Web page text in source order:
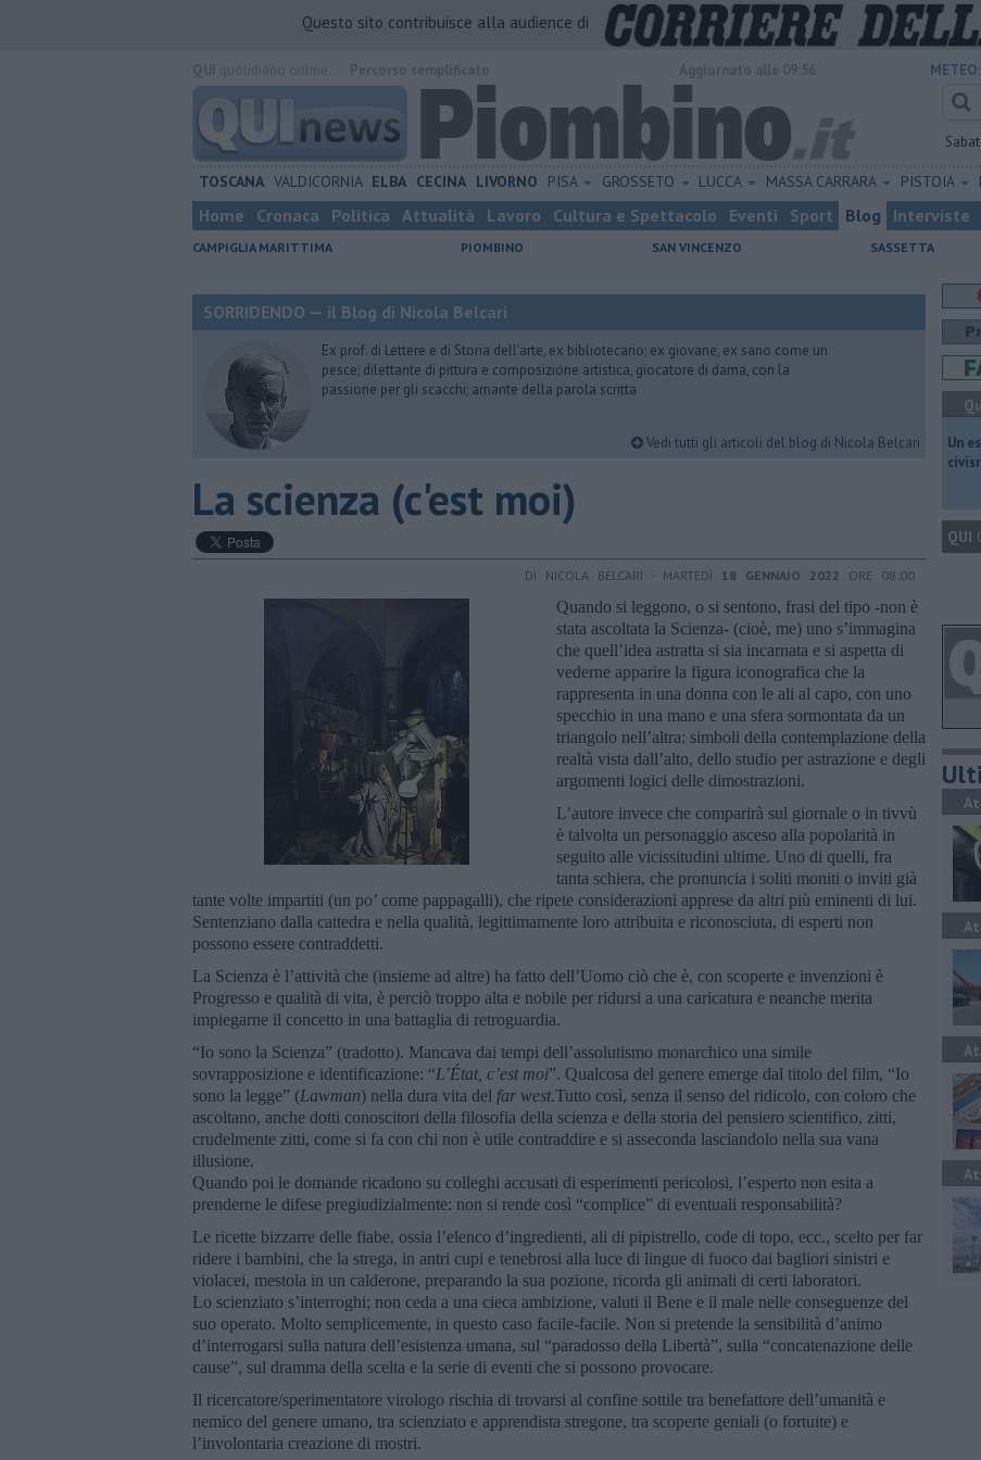
Questo sito contribuisce alla audience di
METEO:
TOSCANA VALDICORNIA ELBA CECINA LIVORNO PISA GROSSETO LUCCA MASSA CARRARA PISTOIA
Home Cronaca Politica Attualità Lavoro Cultura e Spettacolo Eventi Sport Blog Interviste
CAMPIGLIA MARITTIMA PIOMBINO SAN VINCENZO SASSETTA
SORRIDENDO — il Blog di Nicola Belcari
Ex prof. di Lettere e di Storia dell’arte, ex bibliotecario; ex giovane, ex sano come un
pesce; dilettante di pittura e composizione artistica, giocatore di dama, con la
passione per gli scacchi; amante della parola scritta
Vedi tutti gli articoli del blog di Nicola Belcari
La scienza (c'est moi)
DI NICOLA BELCARI - MARTEDÌ 18 GENNAIO 2022 ORE 08:00
Quando si leggono, o si sentono, frasi del tipo -non è
stata ascoltata la Scienza- (cioè, me) uno s’immagina
che quell’idea astratta si sia incarnata e si aspetta di
vederne apparire la figura iconografica che la
rappresenta in una donna con le ali al capo, con uno
specchio in una mano e una sfera sormontata da un
triangolo nell’altra: simboli della contemplazione della
realtà vista dall’alto, dello studio per astrazione e degli
argomenti logici delle dimostrazioni.
L’autore invece che comparirà sul giornale o in tivvù
è talvolta un personaggio asceso alla popolarità in
seguito alle vicissitudini ultime. Uno di quelli, fra
tanta schiera, che pronuncia i soliti moniti o inviti già
tante volte impartiti (un po’ come pappagalli), che ripete considerazioni apprese da altri più eminenti di lui.
Sentenziano dalla cattedra e nella qualità, legittimamente loro attribuita e riconosciuta, di esperti non
possono essere contraddetti.
La Scienza è l’attività che (insieme ad altre) ha fatto dell’Uomo ciò che è, con scoperte e invenzioni è
Progresso e qualità di vita, è perciò troppo alta e nobile per ridursi a una caricatura e neanche merita
impiegarne il concetto in una battaglia di retroguardia.
“Io sono la Scienza” (tradotto). Mancava dai tempi dell’assolutismo monarchico una simile
sovrapposizione e identificazione: “L’État, c’est moi”. Qualcosa del genere emerge dal titolo del film, “Io
sono la legge” (Lawman) nella dura vita del far west.Tutto così, senza il senso del ridicolo, con coloro che
ascoltano, anche dotti conoscitori della filosofia della scienza e della storia del pensiero scientifico, zitti,
crudelmente zitti, come si fa con chi non è utile contraddire e si asseconda lasciandolo nella sua vana
illusione.
Quando poi le domande ricadono su colleghi accusati di esperimenti pericolosi, l’esperto non esita a
prenderne le difese pregiudizialmente: non si rende così “complice” di eventuali responsabilità?
Le ricette bizzarre delle fiabe, ossia l’elenco d’ingredienti, ali di pipistrello, code di topo, ecc., scelto per far
ridere i bambini, che la strega, in antri cupi e tenebrosi alla luce di lingue di fuoco dai bagliori sinistri e
violacei, mestola in un calderone, preparando la sua pozione, ricorda gli animali di certi laboratori.
Lo scienziato s’interroghi; non ceda a una cieca ambizione, valuti il Bene e il male nelle conseguenze del
suo operato. Molto semplicemente, in questo caso facile-facile. Non si pretende la sensibilità d’animo
d’interrogarsi sulla natura dell’esistenza umana, sul “paradosso della Libertà”, sulla “concatenazione delle
cause”, sul dramma della scelta e la serie di eventi che si possono provocare.
Il ricercatore/sperimentatore virologo rischia di trovarsi al confine sottile tra benefattore dell’umanità e
nemico del genere umano, tra scienziato e apprendista stregone, tra scoperte geniali (o fortuite) e
l’involontaria creazione di mostri.
​Un
QUI